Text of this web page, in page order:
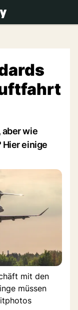
aber wie
einige
mit den
müssen